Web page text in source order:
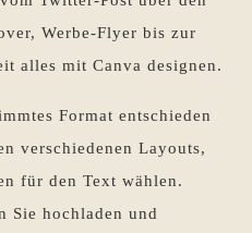
Werbe-Flyer bis zur
alles mit Canva designen.
Format entschieden
verschiedenen Layouts,
für den Text wählen.
Sie hochladen und